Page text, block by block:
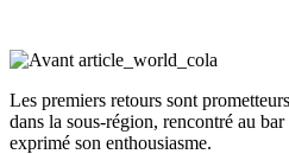
Les premiers retours sont
dans la sous-région, rencontré au
exprimé son enthousiasme.